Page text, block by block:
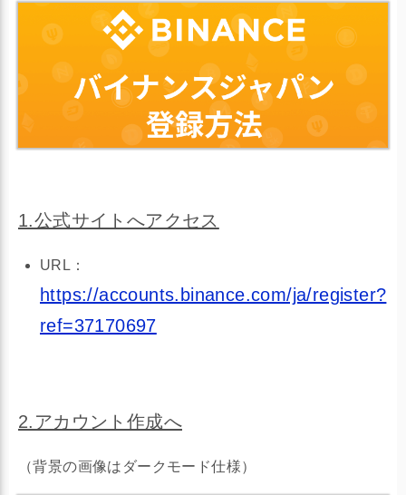
1.公式サイトへアクセス
URL：
https://accounts.binance.com/ja/register?
ref=37170697
2.アカウント作成へ
（背景の画像はダークモード仕様）